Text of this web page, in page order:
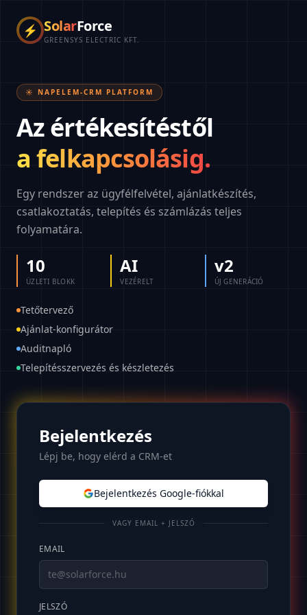
⚡ SolarForce
GREENSYS ELECTRIC KFT.
☀️ NAPELEM-CRM PLATFORM
Az értékesítéstől
a felkapcsolásig.
Egy rendszer az ügyfélfelvétel, ajánlatkészítés,
csatlakoztatás, telepítés és számlázás teljes
folyamatára.
10
ÜZLETI BLOKK
AI
VEZÉRELT
v2
ÚJ GENERÁCIÓ
Tetőtervező
Ajánlat-konfigurátor
Auditnapló
Telepítésszervezés és készletezés
Bejelentkezés
Lépj be, hogy elérd a CRM-et
Bejelentkezés Google-fiókkal
VAGY EMAIL + JELSZÓ
EMAIL
JELSZÓ